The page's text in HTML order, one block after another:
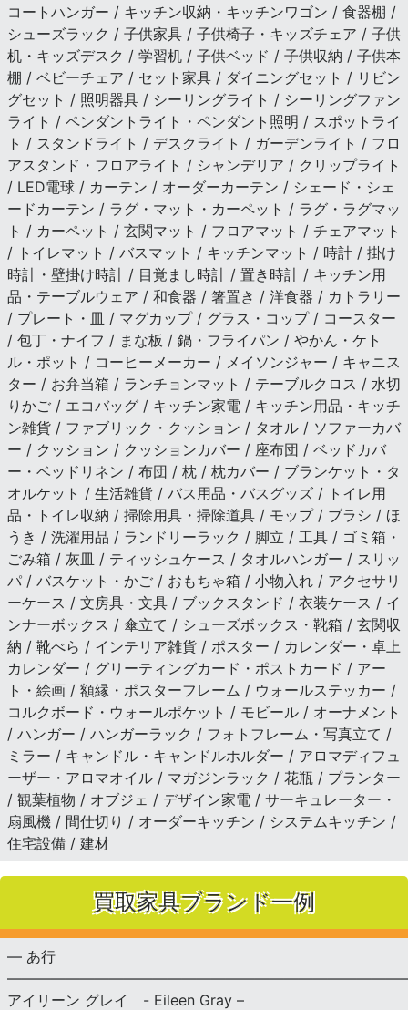
コートハンガー / キッチン収納・キッチンワゴン / 食器棚 /
シューズラック / 子供家具 / 子供椅子・キッズチェア / 子供
机・キッズデスク / 学習机 / 子供ベッド / 子供収納 / 子供本
棚 / ベビーチェア / セット家具 / ダイニングセット / リビン
グセット / 照明器具 / シーリングライト / シーリングファン
ライト / ペンダントライト・ペンダント照明 / スポットライ
ト / スタンドライト / デスクライト / ガーデンライト / フロ
アスタンド・フロアライト / シャンデリア / クリップライト
/ LED電球 / カーテン / オーダーカーテン / シェード・シェ
ードカーテン / ラグ・マット・カーペット / ラグ・ラグマッ
ト / カーペット / 玄関マット / フロアマット / チェアマット
/ トイレマット / バスマット / キッチンマット / 時計 / 掛け
時計・壁掛け時計 / 目覚まし時計 / 置き時計 / キッチン用
品・テーブルウェア / 和食器 / 箸置き / 洋食器 / カトラリー
/ プレート・皿 / マグカップ / グラス・コップ / コースター
/ 包丁・ナイフ / まな板 / 鍋・フライパン / やかん・ケト
ル・ポット / コーヒーメーカー / メイソンジャー / キャニス
ター / お弁当箱 / ランチョンマット / テーブルクロス / 水切
りかご / エコバッグ / キッチン家電 / キッチン用品・キッチ
ン雑貨 / ファブリック・クッション / タオル / ソファーカバ
ー / クッション / クッションカバー / 座布団 / ベッドカバ
ー・ベッドリネン / 布団 / 枕 / 枕カバー / ブランケット・タ
オルケット / 生活雑貨 / バス用品・バスグッズ / トイレ用
品・トイレ収納 / 掃除用具・掃除道具 / モップ / ブラシ / ほ
うき / 洗濯用品 / ランドリーラック / 脚立 / 工具 / ゴミ箱・
ごみ箱 / 灰皿 / ティッシュケース / タオルハンガー / スリッ
パ / バスケット・かご / おもちゃ箱 / 小物入れ / アクセサリ
ーケース / 文房具・文具 / ブックスタンド / 衣装ケース / イ
ンナーボックス / 傘立て / シューズボックス・靴箱 / 玄関収
納 / 靴べら / インテリア雑貨 / ポスター / カレンダー・卓上
カレンダー / グリーティングカード・ポストカード / アー
ト・絵画 / 額縁・ポスターフレーム / ウォールステッカー /
コルクボード・ウォールポケット / モビール / オーナメント
/ ハンガー / ハンガーラック / フォトフレーム・写真立て /
ミラー / キャンドル・キャンドルホルダー / アロマディフュ
ーザー・アロマオイル / マガジンラック / 花瓶 / プランター
/ 観葉植物 / オブジェ / デザイン家電 / サーキュレーター・
扇風機 / 間仕切り / オーダーキッチン / システムキッチン /
住宅設備 / 建材
買取家具ブランド一例
— あ行
アイリーン グレイ - Eileen Gray –